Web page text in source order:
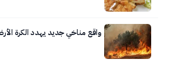
واقع مناخي جديد يهدد الكرة